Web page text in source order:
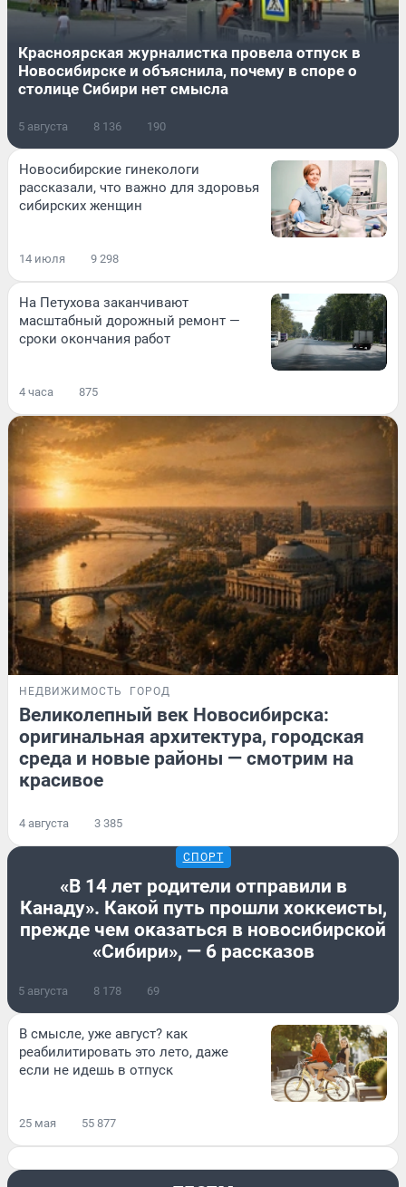
Красноярская журналистка провела отпуск в
Новосибирске и объяснила, почему в споре о
столице Сибири нет смысла
5 августа 8 136 190
Новосибирские гинекологи
рассказали, что важно для здоровья
сибирских женщин
14 июля 9 298
На Петухова заканчивают
масштабный дорожный ремонт —
сроки окончания работ
4 часа 875
НЕДВИЖИМОСТЬ ГОРОД
Великолепный век Новосибирска:
оригинальная архитектура, городская
среда и новые районы — смотрим на
красивое
4 августа 3 385
СПОРТ
«В 14 лет родители отправили в
Канаду». Какой путь прошли хоккеисты,
прежде чем оказаться в новосибирской
«Сибири», — 6 рассказов
5 августа 8 178 69
В смысле, уже август? как
реабилитировать это лето, даже
если не идешь в отпуск
25 мая 55 877